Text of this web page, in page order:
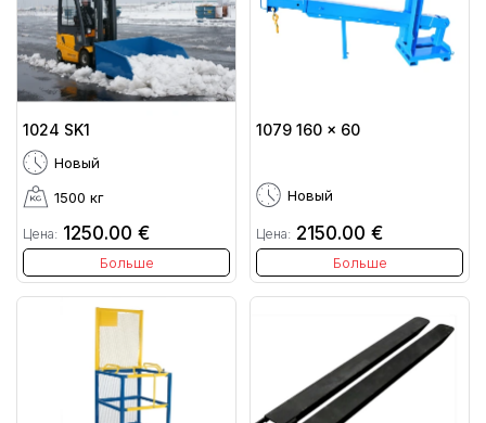
1024 SK1
Новый
1500 кг
Цена: 1250.00 €
Больше
1079 160 x 60
Новый
Цена: 2150.00 €
Больше